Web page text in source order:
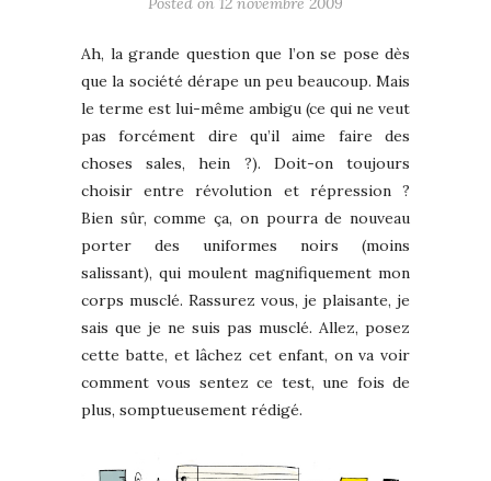
Ah, la grande question que l’on se pose dès
que la société dérape un peu beaucoup. Mais
le terme est lui-même ambigu (ce qui ne veut
pas forcément dire qu’il aime faire des
choses sales, hein ?). Doit-on toujours
choisir entre révolution et répression ?
Bien sûr, comme ça, on pourra de nouveau
porter des uniformes noirs (moins
salissant), qui moulent magnifiquement mon
corps musclé. Rassurez vous, je plaisante, je
sais que je ne suis pas musclé. Allez, posez
cette batte, et lâchez cet enfant, on va voir
comment vous sentez ce test, une fois de
plus, somptueusement rédigé.